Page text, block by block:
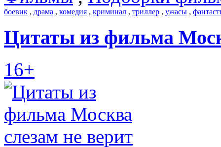
боевик , драма , комедия , криминал , триллер , ужасы ,
Цитаты из фильма
16+